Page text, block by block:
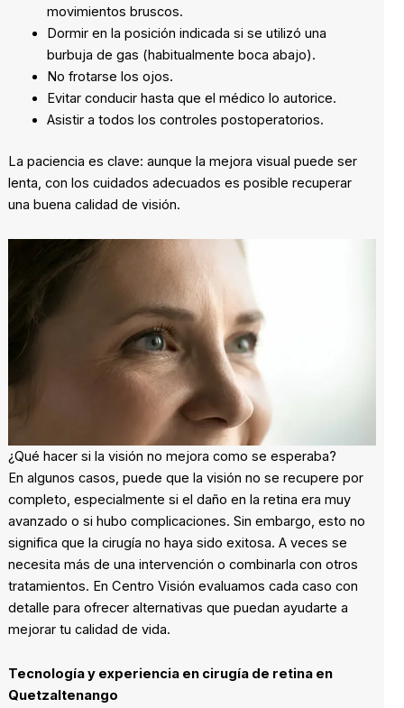
movimientos bruscos.
Dormir en la posición indicada si se utilizó una
burbuja de gas (habitualmente boca abajo).
No frotarse los ojos.
Evitar conducir hasta que el médico lo autorice.
Asistir a todos los controles postoperatorios.
La paciencia es clave: aunque la mejora visual puede ser
lenta, con los cuidados adecuados es posible recuperar
una buena calidad de visión.
¿Qué hacer si la visión no mejora como se esperaba?
En algunos casos, puede que la visión no se recupere por
completo, especialmente si el daño en la retina era muy
avanzado o si hubo complicaciones. Sin embargo, esto no
significa que la cirugía no haya sido exitosa. A veces se
necesita más de una intervención o combinarla con otros
tratamientos. En Centro Visión evaluamos cada caso con
detalle para ofrecer alternativas que puedan ayudarte a
mejorar tu calidad de vida.
Tecnología y experiencia en cirugía de retina en
Quetzaltenango